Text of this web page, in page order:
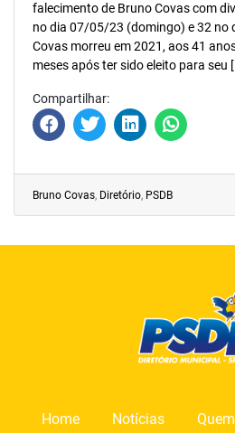
falecimento de Bruno Covas com
no dia 07/05/23 (domingo) e 32
Covas morreu em 2021, aos 41
meses após ter sido eleito para seu
Compartilhar:
Bruno Covas, Diretório, PSDB
Home Notícias